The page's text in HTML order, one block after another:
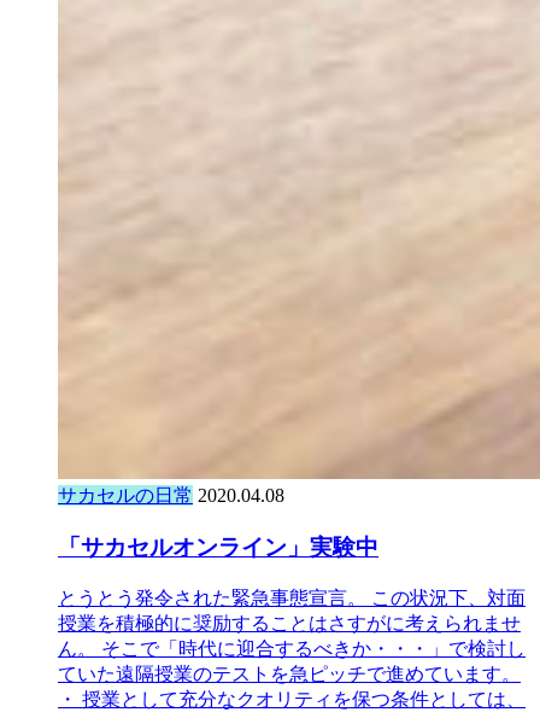
サカセルの日常 2020.04.08
「サカセルオンライン」実験中
とうとう発令された緊急事態宣言。 この状況下、対面
授業を積極的に奨励することはさすがに考えられませ
ん。 そこで「時代に迎合するべきか・・・」で検討し
ていた遠隔授業のテストを急ピッチで進めています。
・ 授業として充分なクオリティを保つ条件としては、